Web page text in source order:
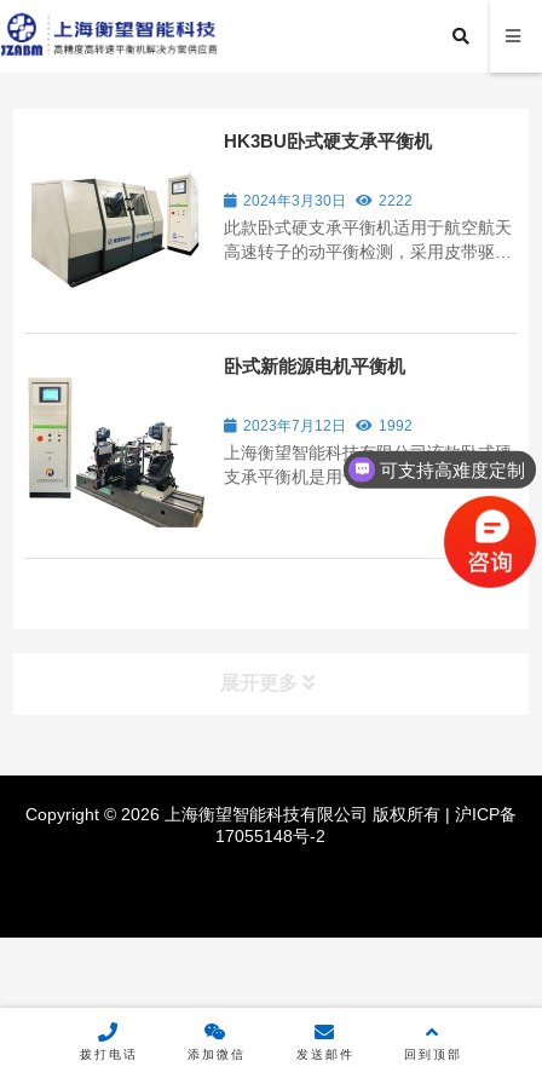
HK3BU卧式硬支承平衡机
2024年3月30日 2222
此款卧式硬支承平衡机适用于航空航天
高速转子的动平衡检测，采用皮带驱
卧式新能源电机平衡机
2023年7月12日 1992
上海衡望智能科技有限公司该款卧式硬
支承平衡机是用于测量新能源电机转子
展开更多
产品分类
立式平衡机
Copyright © 2026 上海衡望智能科技有限公司 版权所有 | 沪ICP备
17055148号-2
拨打电话 添加微信 发送邮件 回到顶部
可支持高难度定制